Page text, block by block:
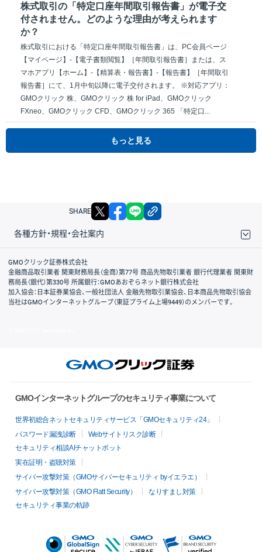
株式取引の「特定口座年間取引報告書」が電子交
付されません。どのような理由が考えられます
か？
株式取引における「特定口座年間取引報告書」は、PC会員ページ
【マイページ】-【電子書類閲覧】［年間取引報告書］または、ス
マホアプリ【ホーム】-【精算表・報告書】-【報告書】［年間取引
報告書］にて、1月中旬以降に電子交付されます。 ※対応アプリ：
GMOクリック 株、GMOクリック 株 for iPad、GMOクリック
FXneo、GMOクリック CFD、GMOクリック 365 「特定口...
もっと見る
SHARE X facebook
各種方針・規程・会社案内
取引規程・約款
サイトマップ
その他のご案内
個人情報保護方針
最良執行方針
サイトのご利用について
ディスクレイマー
信託保全
リスク説明
会社案内
GMOクリック証券株式会社
金融商品取引業者 関東財務局長（金商）第77号 商品先物取引業者 銀行代理業者 関東財
務局長（銀代）第330号 所属銀行：GMOあおぞらネット銀行株式会社
加入協会：日本証券業協会、一般社団法人 金融先物取引業協会、日本商品先物取引協会
当社はGMOインターネットグループ（東証プライム上場9449）のメンバーです。
GMOインターネットグループのセキュリティ事業について
世界初総合ネットセキュリティサービス「GMOセキュリティ24」
パスワード漏洩診断
Webサイトリスク診断
セキュリティ相談AIチャットボット
実在証明・盗聴対策
サイバー攻撃対策（GMOサイバーセキュリティ byイエラエ）
サイバー攻撃対策（GMO Flatt Security）
なりすまし対策
セキュリティ事業の軌跡